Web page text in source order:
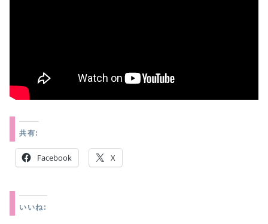
共有:
Facebook X
いいね: